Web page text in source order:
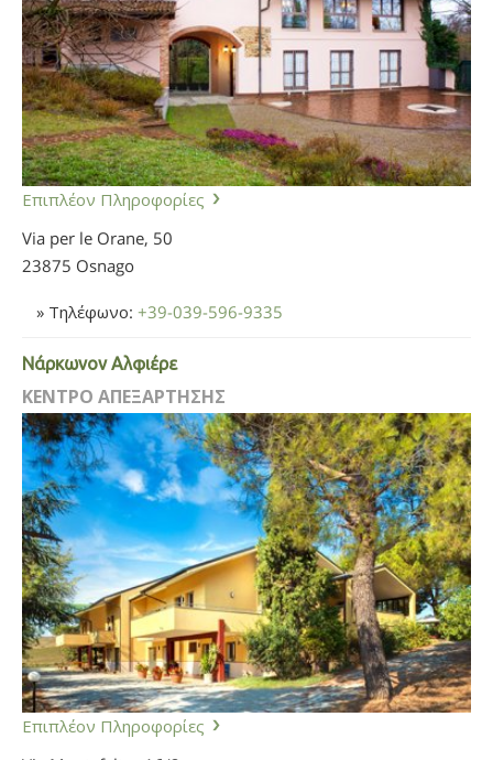
Επιπλέον Πληροφορίες
Via per le Orane, 50
23875 Osnago
» Τηλέφωνο: +39-039-596-9335
Νάρκωνον Αλφιέρε
ΚΕΝΤΡΟ ΑΠΕΞΑΡΤΗΣΗΣ
Επιπλέον Πληροφορίες